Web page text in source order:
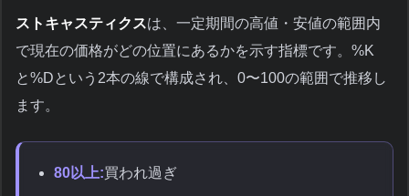
ストキャスティクスは、一定期間の高値・安値の範囲内
で現在の価格がどの位置にあるかを示す指標です。%K
と%Dという2本の線で構成され、0〜100の範囲で推移し
ます。
80以上:買われ過ぎ